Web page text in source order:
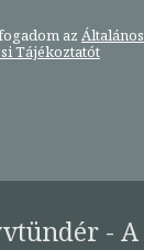
az
Tájékoztatót
-